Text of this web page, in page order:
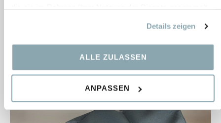
Details zeigen
ALLE ZULASSEN
ANPASSEN